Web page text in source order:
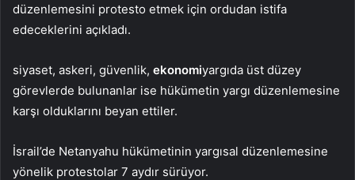
düzenlemesini protesto etmek için ordudan istifa
edeceklerini açıkladı.
siyaset, askeri, güvenlik, ekonomiyargıda üst düzey
görevlerde bulunanlar ise hükümetin yargı düzenlemesine
karşı olduklarını beyan ettiler.
İsrail’de Netanyahu hükümetinin yargısal düzenlemesine
yönelik protestolar 7 aydır sürüyor.